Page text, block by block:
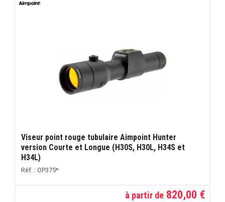
Viseur point rouge tubulaire Aimpoint Hunter
version Courte et Longue (H30S, H30L, H34S et
H34L)
Réf. : OP375*
à partir de 820,00 €